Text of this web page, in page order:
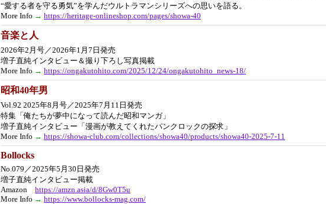
“愛する者を守る勇気”を学んだウルトラマンシリーズへの思いを語る。
More Info → https://heritage-onlineshop.com/pages/showa-40
音楽と人
2026年2月号／2026年1月7日発売
増子直純インタビュー＆撮り下ろし写真掲載
More Info → https://ongakutohito.com/2025/12/24/ongakutohito_news-18/
昭和40年男
Vol.92 2025年8月号／2025年7月11日発売
特集「俺たちが夢中になって読んだ昭和マンガ」
増子直純インタビュー「漫画が教えてくれたパンクロックの探求」
More Info → https://showa-club.com/collections/showa40/products/showa40-2025-7-11
Bollocks
No.079／2025年5月30日発売
増子直純インタビュー掲載
Amazon https://amzn.asia/d/8Gw0T5u
More Info → https://www.bollocks-mag.com/